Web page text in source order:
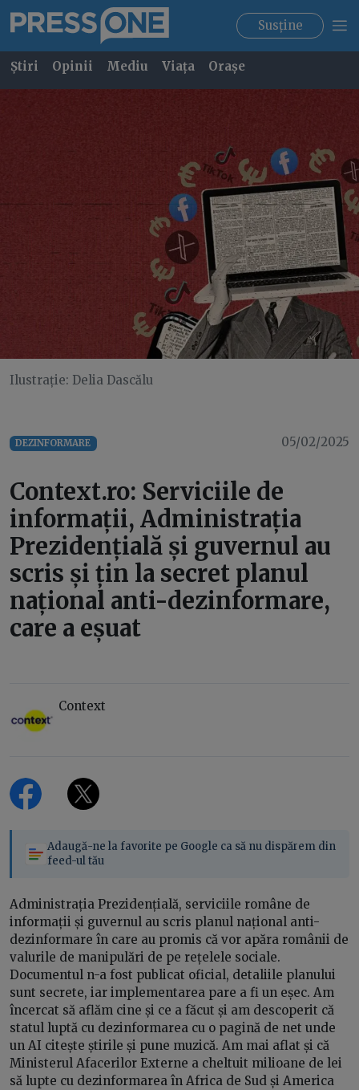
Susține
Știri Opinii Mediu Viața Orașe
Ilustrație: Delia Dascălu
DEZINFORMARE 05/02/2025
Context.ro: Serviciile de
informații, Administrația
Prezidențială și guvernul au
scris și țin la secret planul
național anti-dezinformare,
care a eșuat
Context
Adaugă-ne la favorite pe Google ca să nu dispărem din
feed-ul tău
Administrația Prezidențială, serviciile române de
informații și guvernul au scris planul național anti-
dezinformare în care au promis că vor apăra românii de
valurile de manipulări de pe rețelele sociale.
Documentul n-a fost publicat oficial, detaliile planului
sunt secrete, iar implementarea pare a fi un eșec. Am
încercat să aflăm cine și ce a făcut și am descoperit că
statul luptă cu dezinformarea cu o pagină de net unde
un AI citește știrile și pune muzică. Am mai aflat și că
Ministerul Afacerilor Externe a cheltuit milioane de lei
să lupte cu dezinformarea în Africa de Sud și America